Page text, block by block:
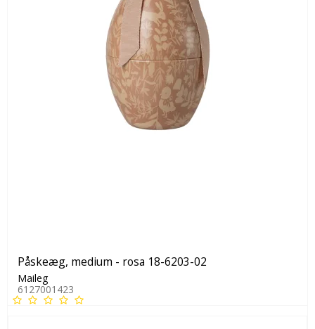
Påskeæg, medium - rosa 18-6203-02
Maileg
6127001423